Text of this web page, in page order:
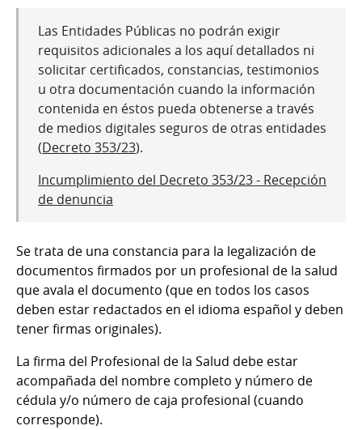
Las Entidades Públicas no podrán exigir
requisitos adicionales a los aquí detallados ni
solicitar certificados, constancias, testimonios
u otra documentación cuando la información
contenida en éstos pueda obtenerse a través
de medios digitales seguros de otras entidades
(Decreto 353/23).
Incumplimiento del Decreto 353/23 - Recepción
de denuncia
Se trata de una constancia para la legalización de
documentos firmados por un profesional de la salud
que avala el documento (que en todos los casos
deben estar redactados en el idioma español y deben
tener firmas originales).
La firma del Profesional de la Salud debe estar
acompañada del nombre completo y número de
cédula y/o número de caja profesional (cuando
corresponde).